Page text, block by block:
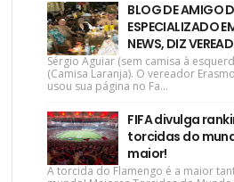
BLOG DE AMIGO
ESPECIALIZADO
NEWS, DIZ
Sérgio Aguiar (sem camisa à
(Camisa Laranja). O vereador
usou sua página no Fa...
FIFA divulga
torcidas do
maior!
A torcida do Flamengo é a maior